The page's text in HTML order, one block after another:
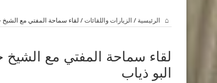
الرئيسية / الزيارات واللقائات / لقاء سماحة المفتي مع
لقاء سماحة المفتي مع
البو ذياب